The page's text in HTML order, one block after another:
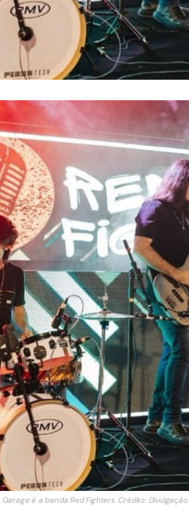
é a banda Red Fighters. Crédito: Divulgação